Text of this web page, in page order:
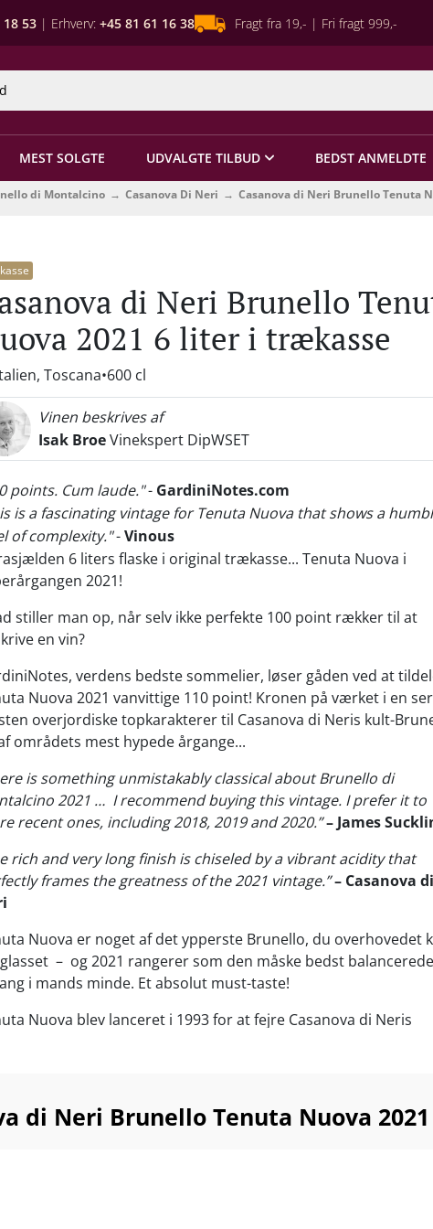
18 53 | Erhverv: +45 81 61 16 38 Fragt fra 19,- | Fri fragt 999,-
MEST SOLGTE UDVALGTE TILBUD BEDST ANMELDTE
di Montalcino Casanova Di Neri Casanova di Neri Brunello Tenuta
di Neri Brunello
2021 6 liter i trækasse
Toscana 600 cl
Vinen beskrives af
Isak BroeVinekspert DipWSET
points. Cum laude."- GardiniNotes.com
is a fascinating vintage for Tenuta Nuova that shows a
of complexity."-Vinous
6 liters flaske i original trækasse... Tenuta Nuova i
2021!
stiller man op, når selv ikke perfekte 100 point rækker til at
en vin?
verdens bedste sommelier, løser gåden ved at
Nuova 2021 vanvittige 110 point! Kronen på værket i en
overjordiske topkarakterer til Casanova di Neris kult-
områdets mest hypede årgange...
is something unmistakably classical about Brunello di
2021 … I recommend buying this vintage. I prefer it to
recent ones, including 2018, 2019 and 2020.”– James
rich and very long finish is chiseled by a vibrant acidity that
frames the greatness of the 2021 vintage.”– Casanova di
Nuova er noget af det ypperste Brunello, du overhovedet
– og 2021 rangerer som den måske bedst balancerede
i mands minde. Et absolut must-taste!
Nuova blev lanceret i 1993 for at fejre Casanova di Neris
igennem snart 3 årtier.
di Neri Brunello Tenuta Nuova